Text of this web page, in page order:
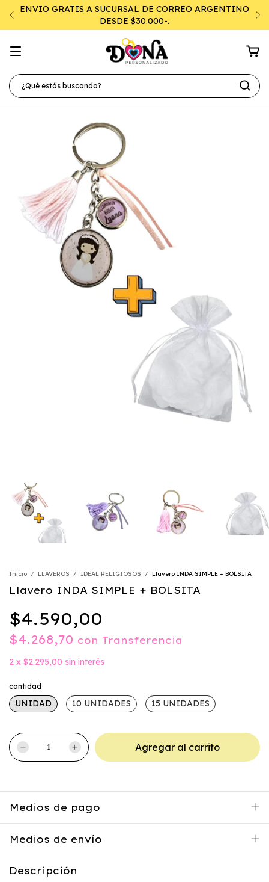
ENVIO GRATIS A SUCURSAL DE CORREO ARGENTINO
DESDE $30.000-.
Inicio / LLAVEROS / IDEAL RELIGIOSOS / Llavero INDA SIMPLE + BOLSITA
Llavero INDA SIMPLE + BOLSITA
$4.590,00
$4.268,70 con Transferencia
2 x $2.295,00 sin interés
cantidad
UNIDAD 10 UNIDADES 15 UNIDADES
Medios de pago
Medios de envío
Descripción